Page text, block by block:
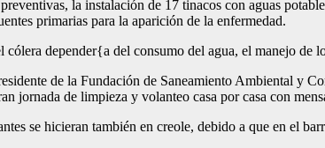
la instalación de 17 tinacos con aguas
primarias para la aparición de la enfermedad.
depender{a del consumo del agua, el manejo de
de la Fundación de Saneamiento Ambiental y
jornada de limpieza y volanteo casa por casa con
se hicieran también en creole, debido a que en el